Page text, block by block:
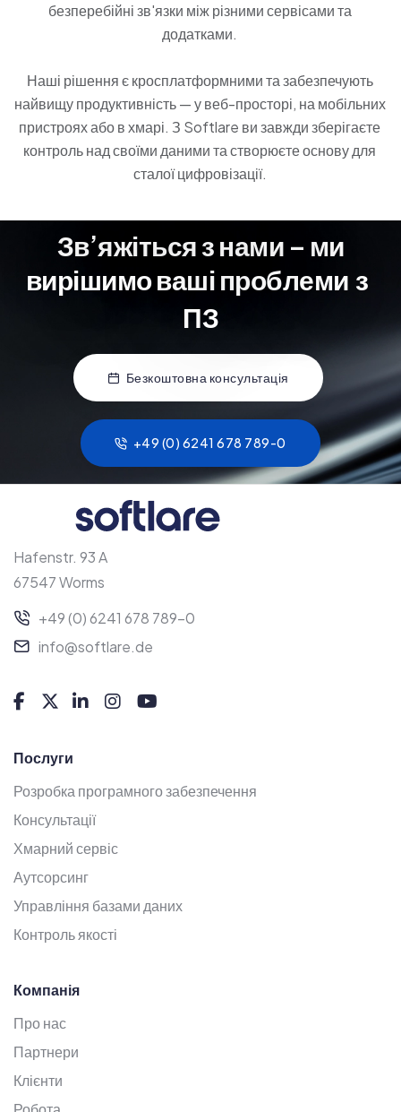
безперебійні зв'язки між різними сервісами та
додатками.
Наші рішення є кросплатформними та забезпечують
найвищу продуктивність — у веб-просторі, на мобільних
пристроях або в хмарі. З Softlare ви завжди зберігаєте
контроль над своїми даними та створюєте основу для
сталої цифровізації.
Зв’яжіться з нами – ми
вирішимо вашіпроблеми з
ПЗЗв’яжіться з
Безкоштовна консультація
+49 (0) 6241 678 789-0
Hafenstr. 93 A
67547 Worms
+49 (0) 6241 678 789-0
info@softlare.de
Послуги
Розробка програмного забезпечення
Консультації
Хмарний сервіс
Аутсорсинг
Управління базами даних
Контроль якості
Компанія
Про нас
Партнери
Клієнти